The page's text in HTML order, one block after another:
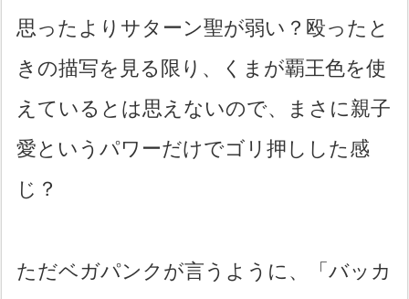
思ったよりサターン聖が弱い？殴ったと
きの描写を見る限り、くまが覇王色を使
えているとは思えないので、まさに親子
愛というパワーだけでゴリ押しした感
じ？
ただベガパンクが言うように、「バッカ